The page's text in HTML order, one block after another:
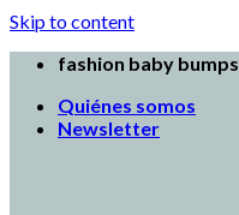
Skip to content
fashion baby bumps
Quiénes somos
Newsletter